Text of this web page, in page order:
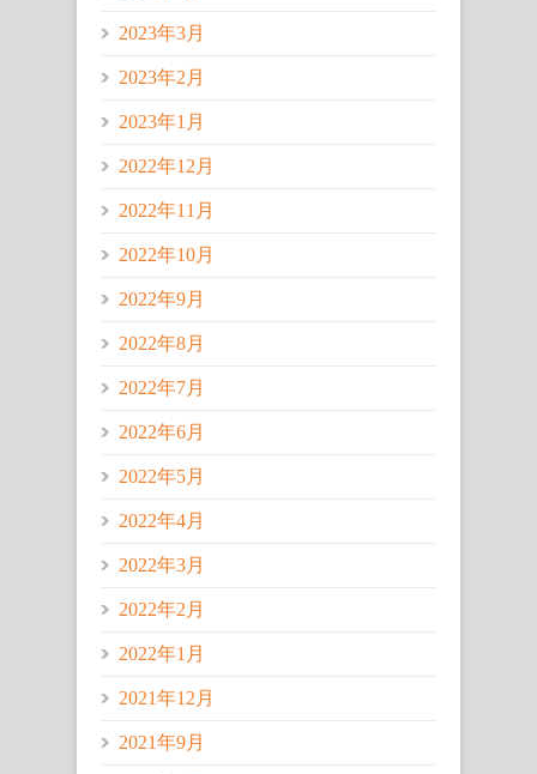
2023年3月
2023年2月
2023年1月
2022年12月
2022年11月
2022年10月
2022年9月
2022年8月
2022年7月
2022年6月
2022年5月
2022年4月
2022年3月
2022年2月
2022年1月
2021年12月
2021年9月